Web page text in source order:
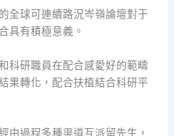
全球可連續路況岑嶺論壇對于
具有積極意義。
科研職員在配合感愛好的範疇
果轉化，配合扶植結合科研平
由過程多種渠道互派留先生，